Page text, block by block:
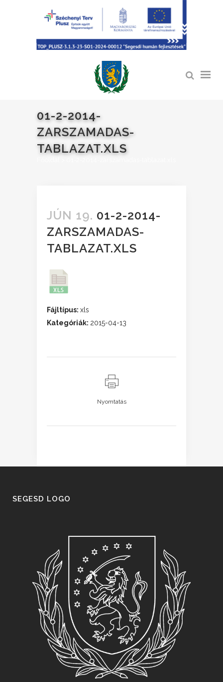
01-2-2014-
ZARSZAMADAS-
TABLAZAT.XLS
JÚN 19. 01-2-2014-
ZARSZAMADAS-
TABLAZAT.XLS
Fájltípus: xls
Kategóriák: 2015-04-13
Nyomtatás
SEGESD LOGO